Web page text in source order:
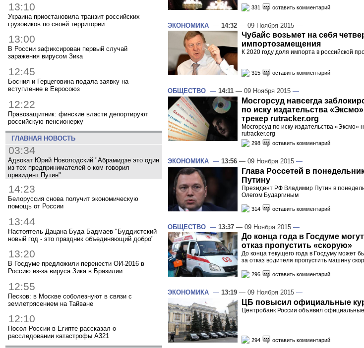
13:10
Украина приостановила транзит российских
грузовиков по своей территории
13:00
В России зафиксирован первый случай
заражения вирусом Зика
12:45
Босния и Герцеговина подала заявку на
вступление в Евросоюз
12:22
Правозащитник: финские власти депортируют
российскую пенсионерку
ГЛАВНАЯ НОВОСТЬ
03:34
Адвокат Юрий Новолодский "Абрамидзе это один
из тех предпринимателей о ком говорил
президент Путин"
14:23
Белоруссия снова получит экономическую
помощь от России
13:44
Настоятель Дацана Буда Бадмаев "Буддистский
новый год - это праздник объединяющий добро"
13:20
В Госдуме предложили перенести ОИ-2016 в
Россию из-за вируса Зика в Бразилии
12:55
Песков: в Москве соболезнуют в связи с
землетрясением на Тайване
12:10
Посол России в Египте рассказал о
расследовании катастрофы A321
331 оставить комментарий
ЭКОНОМИКА — 14:32 — 09 Ноября 2015 —
Чубайс возьмет на себя
импортозамещения
К 2020 году доля импорта в российской
315 оставить комментарий
ОБЩЕСТВО — 14:11 — 09 Ноября 2015 —
Мосгорсуд навсегда
по иску издательства
трекер rutracker.org
Мосгорсуд по иску издательства «Эксмо»
rutracker.org
298 оставить комментарий
ЭКОНОМИКА — 13:56 — 09 Ноября 2015 —
Глава Россетей в
Путину
Президент РФ Владимир Путин в
Олегом Бударгиным
314 оставить комментарий
ОБЩЕСТВО — 13:37 — 09 Ноября 2015 —
До конца года в Госдуме
отказ пропустить «скорую»
До конца текущего года в Госдуму может
за отказ водителя пропустить машину
296 оставить комментарий
ЭКОНОМИКА — 13:19 — 09 Ноября 2015 —
ЦБ повысил официальные
Центробанк России объявил
294 оставить комментарий